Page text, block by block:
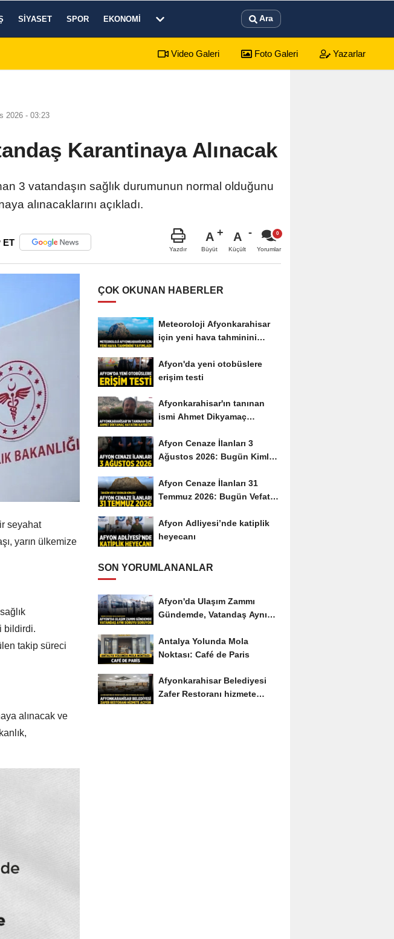
SIYASET SPOR EKONOMI Ara
Dinar'da beş gün sürecek festival programı açıklandı 01:17
Video Galeri Foto Galeri Yazarlar
2026 - 03:23
Karantinaya Alınacak
3 vatandaşın sağlık durumunun normal olduğunu
alınacaklarını açıkladı.
ET
Yazdır
A
Büyüt
A
Küçült Yorumlar
seyahat
yarın ülkemize
bildirdi.
takip süreci
alınacak ve
ÇOK OKUNAN HABERLER
Meteoroloji Afyonkarahisar
için yeni hava tahminini
Afyon'da yeni otobüslere
erişim testi
Afyonkarahisar'ın tanınan
ismi Ahmet Dikyamaç
Afyon Cenaze İlanları 3
Ağustos 2026: Bugün Kimler
Afyon Cenaze İlanları 31
Temmuz 2026: Bugün Vefat
Afyon Adliyesi’nde katiplik
heyecanı
SON YORUMLANANLAR
Afyon'da Ulaşım Zammı
Gündemde, Vatandaş Aynı
Antalya Yolunda Mola
Noktası: Café de Paris
Afyonkarahisar Belediyesi
Zafer Restoranı hizmete